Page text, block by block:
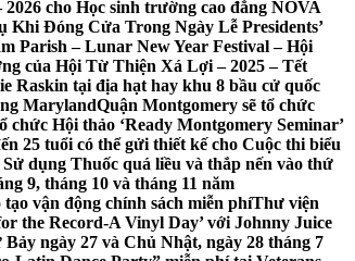
cho Học sinh trường cao đẳng NOVA
Đóng Cửa Trong Ngày Lễ Presidents’
Parish – Lunar New Year Festival – Hội
của Hội Từ Thiện Xá Lợi – 2025 – Tết
Raskin tại địa hạt hay khu 8 bầu cử quốc
MarylandQuận Montgomery sẽ tổ chức
chức Hội thảo ‘Ready Montgomery Seminar’
25 tuổi có thể gửi thiết kế cho Cuộc thi biểu
dụng Thuốc quá liều và thắp nến vào thứ
9, tháng 10 và tháng 11 năm
vận động chính sách miễn phíThư viện
the Record-A Vinyl Day’ với Johnny Juice
ngày 27 và Chủ Nhật, ngày 28 tháng 7